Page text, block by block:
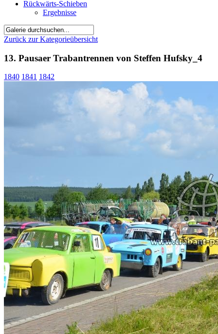
Ergebnisse
Zurück zur Kategorieübersicht
13. Pausaer Trabantrennen von Steffen Hufsky_4
1840 1841 1842